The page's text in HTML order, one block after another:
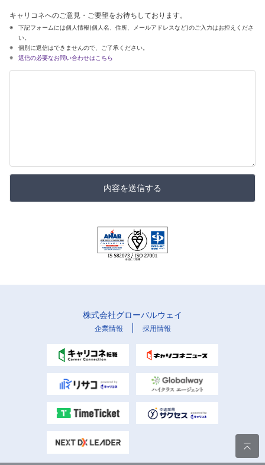
キャリコネへのご意見・ご要望をお待ちしております。
下記フォームには個人情報(個人名、住所、メールアドレスなど)のご入力はお控えくださ
い。
個別に返信はできませんので、ご了承ください。
返信の必要なお問い合わせはこちら
内容を送信する
株式会社グローバルウェイ
企業情報 採用情報
